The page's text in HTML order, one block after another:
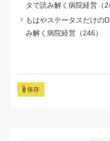
タで読み解く病院経営（
もはやステータスだけの
み解く病院経営（246）
保存